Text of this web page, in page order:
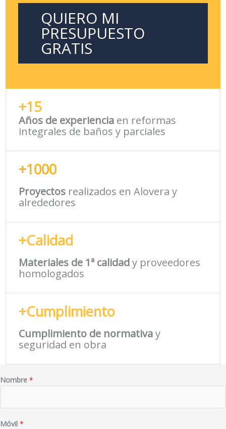
QUIERO MI
PRESUPUESTO
GRATIS
+15
Años de experiencia en reformas
integrales de baños y parciales
+1000
Proyectos realizados en Alovera y
alrededores
+Calidad
Materiales de 1ª calidady proveedores
homologados
+Cumplimiento
Cumplimiento de normativay
seguridad en obra
Nombre *
Móvil *